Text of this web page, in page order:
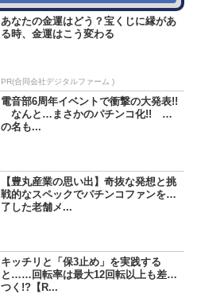
あなたの金運はどう？宝くじに縁があ
る時、金運はこう変わる
PR(合同会社デジタルファーム )
電音部6周年イベントで衝撃の大発表!!
なんと…まさかのパチンコ化!! そ
の名も...
【豊丸産業の思い出】奇抜な発想と挑
戦的なスペックでパチンコファンを魅
了した老舗メ...
キッチリと「保3止め」を実践する
と……回転率は最大12回転以上も差が
つく!?【R...